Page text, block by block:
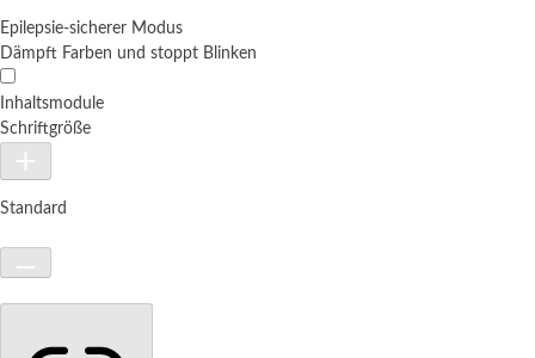
Epilepsie-sicherer Modus
Dämpft Farben und stoppt Blinken
Inhaltsmodule
Schriftgröße
Standard